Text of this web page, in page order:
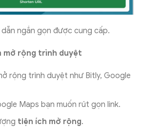
ngắn gọn được cung cấp.
mở rộng trình duyệt
rộng trình duyệt như Bitly, Google
Maps bạn muốn rút gọn link.
tiện ích mở rộng.